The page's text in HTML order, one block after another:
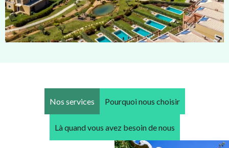
Nos services Pourquoi nous choisir
Là quand vous avez besoin de nous